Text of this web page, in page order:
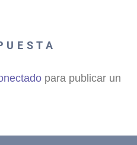
para publicar un